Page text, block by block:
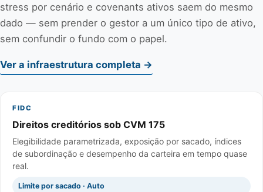
stress por cenário e covenants ativos saem do mesmo
dado — sem prender o gestor a um único tipo de ativo,
sem confundir o fundo com o papel.
Ver a infraestrutura completa →
FIDC
Direitos creditórios sob CVM 175
Elegibilidade parametrizada, exposição por sacado, índices
de subordinação e desempenho da carteira em tempo quase
real.
Limite por sacado · Auto